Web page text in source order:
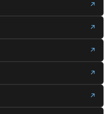
↗
↗
↗
↗
↗